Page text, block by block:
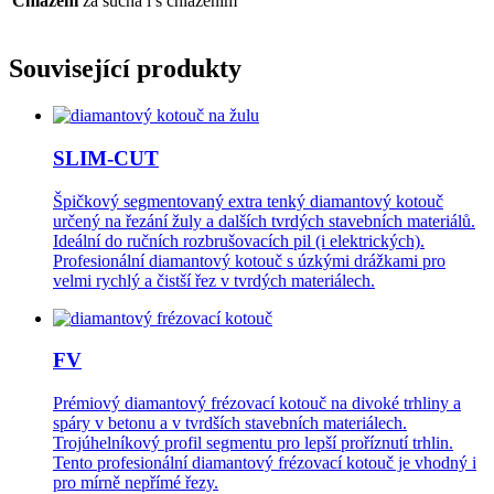
Související produkty
SLIM-CUT
Špičkový segmentovaný extra tenký diamantový kotouč
určený na řezání žuly a dalších tvrdých stavebních materiálů.
Ideální do ručních rozbrušovacích pil (i elektrických).
Profesionální diamantový kotouč s úzkými drážkami pro
velmi rychlý a čistší řez v tvrdých materiálech.
FV
Prémiový diamantový frézovací kotouč na divoké trhliny a
spáry v betonu a v tvrdších stavebních materiálech.
Trojúhelníkový profil segmentu pro lepší proříznutí trhlin.
Tento profesionální diamantový frézovací kotouč je vhodný i
pro mírně nepřímé řezy.